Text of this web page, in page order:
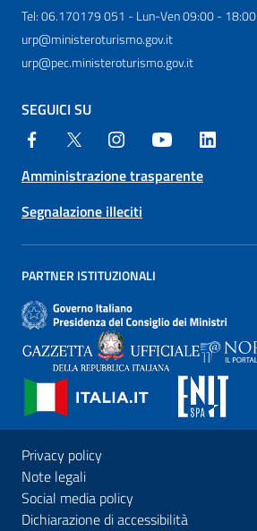
Tel: 06.170179 051 - Lun-Ven 09:00 - 18:00
urp@ministeroturismo.gov.it
urp@pec.ministeroturismo.gov.it
SEGUICI SU
Amministrazione trasparente
Segnalazione illeciti
PARTNER ISTITUZIONALI
Privacy policy
Note legali
Social media policy
Dichiarazione di accessibilità